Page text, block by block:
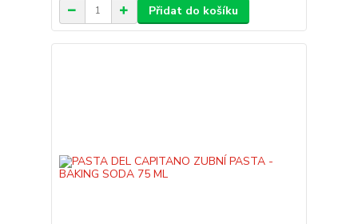
Přidat do košíku